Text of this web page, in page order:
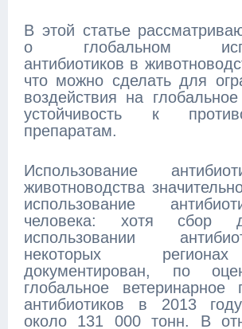
В этой статье
о глобальном
антибиотиков в
что можно сделать для
воздействия на
устойчивость к
препаратам.
Использование
животноводства
использование
человека: хотя сбор
использовании
некоторых
документирован, по
глобальное ветеринарное
антибиотиков в 2013
около 131 000 тонн. В